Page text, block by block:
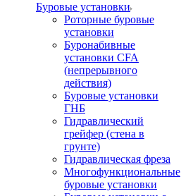
Буровые установки
Роторные буровые
установки
Буронабивные
установки CFA
(непрерывного
действия)
Буровые установки
ГНБ
Гидравлический
грейфер (стена в
грунте)
Гидравлическая фреза
Многофункциональные
буровые установки